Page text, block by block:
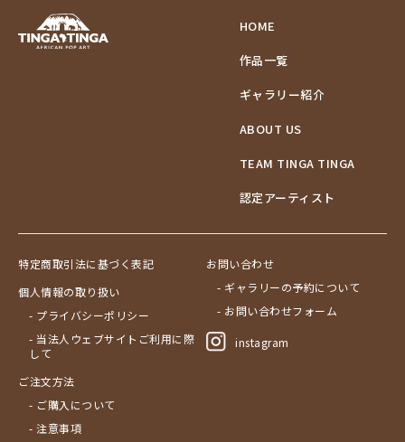
HOME
作品一覧
ギャラリー紹介
ABOUT US
TEAM TINGA TINGA
認定アーティスト
特定商取引法に基づく表記
個人情報の取り扱い
- プライバシーポリシー
- 当法人ウェブサイトご利用に際
して
ご注文方法
- ご購入について
- 注意事項
お問い合わせ
- ギャラリーの予約について
- お問い合わせフォーム
instagram